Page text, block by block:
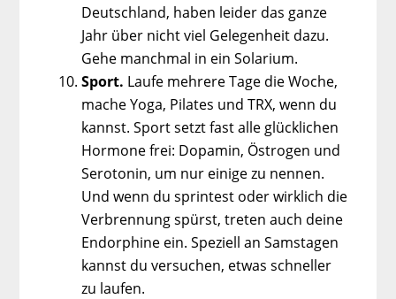
Deutschland, haben leider das ganze
Jahr über nicht viel Gelegenheit dazu.
Gehe manchmal in ein Solarium.
Sport. Laufe mehrere Tage die Woche,
mache Yoga, Pilates und TRX, wenn du
kannst. Sport setzt fast alle glücklichen
Hormone frei: Dopamin, Östrogen und
Serotonin, um nur einige zu nennen.
Und wenn du sprintest oder wirklich die
Verbrennung spürst, treten auch deine
Endorphine ein. Speziell an Samstagen
kannst du versuchen, etwas schneller
zu laufen.